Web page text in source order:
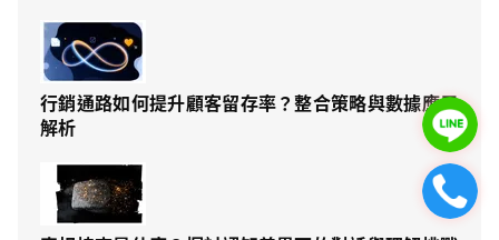
行銷通路如何提升顧客留存率？整合策略與數據應用
解析